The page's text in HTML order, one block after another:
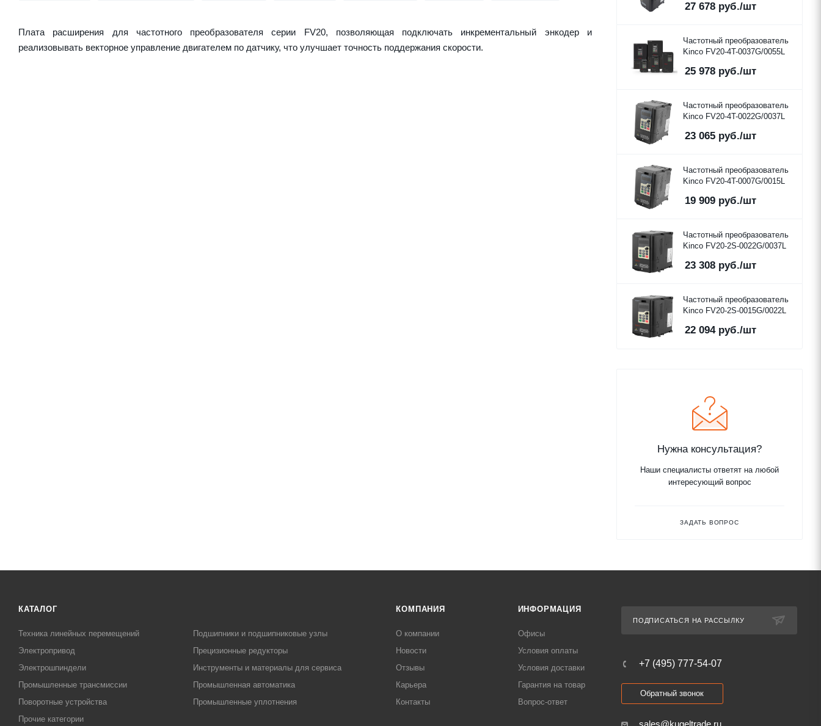
Плата расширения для частотного преобразователя серии FV20, позволяющая подключать инкрементальный энкодер и
реализовывать векторное управление двигателем по датчику, что улучшает точность поддержания скорости.
27 678 руб./шт
Частотный преобразователь
Kinco FV20-4T-0037G/0055L
25 978 руб./шт
Частотный преобразователь
Kinco FV20-4T-0022G/0037L
23 065 руб./шт
Частотный преобразователь
Kinco FV20-4T-0007G/0015L
19 909 руб./шт
Частотный преобразователь
Kinco FV20-2S-0022G/0037L
23 308 руб./шт
Частотный преобразователь
Kinco FV20-2S-0015G/0022L
22 094руб./шт
Нужна консультация?
Наши специалисты ответят на любой
интересующий вопрос
ЗАДАТЬ ВОПРОС
КАТАЛОГ
Техника линейных перемещений
Подшипники и подшипниковые узлы
Электропривод
Прецизионные редукторы
Электрошпиндели
Инструменты и материалы для сервиса
Промышленные трансмиссии
Промышленная автоматика
Поворотные устройства
Промышленные уплотнения
Прочие категории
КОМПАНИЯ
О компании
Новости
Отзывы
Карьера
Контакты
ИНФОРМАЦИЯ
Офисы
Условия оплаты
Условия доставки
Гарантия на товар
Вопрос-ответ
ПОДПИСАТЬСЯ НА РАССЫЛКУ
+7 (495) 777-54-07
Обратный звонок
sales@kugeltrade.ru